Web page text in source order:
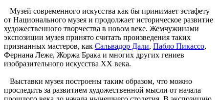
Музей современного искусства как бы принимает эстафету
от Национального музея и продолжает историческое развитие
художественного творчества в новом веке. Жемчужинами
экспозиции музея принято считать произведения таких
признанных мастеров, как Сальвадор Дали, Пабло Пикассо,
Фернана Леже, Жоржа Брака и многих других гениев
изобразительного искусства XX века.
Выставки музея построены таким образом, что можно
проследить за развитием художественной мысли от начала